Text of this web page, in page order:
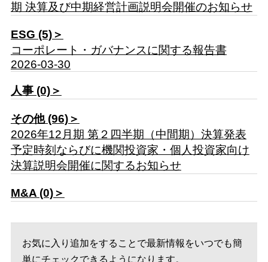
期 決算及び中期経営計画説明会開催のお知らせ
ESG (5)＞
コーポレート・ガバナンスに関する報告書
2026-03-30
人事 (0)＞
その他 (96)＞
2026年12月期 第２四半期（中間期）決算発表
予定時刻ならびに機関投資家・個人投資家向け
決算説明会開催に関するお知らせ
M&A (0)＞
お気に入り追加をすることで最新情報をいつでも簡
単にチェックできるようになります。